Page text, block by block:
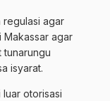
regulasi agar
agar
tunarungu
isyarat.
otorisasi